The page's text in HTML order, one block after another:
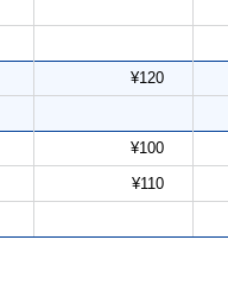
¥120
¥100
¥110